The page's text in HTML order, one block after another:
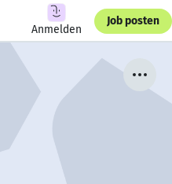
Anmelden
Job posten